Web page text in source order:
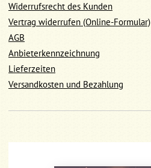
Widerrufsrecht des Kunden
Vertrag widerrufen (Online-Formular)
AGB
Anbieterkennzeichnung
Lieferzeiten
Versandkosten und Bezahlung